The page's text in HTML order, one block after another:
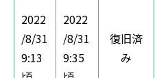
2022
/8/31
9:13
2022
/8/31
9:35
復旧済
み